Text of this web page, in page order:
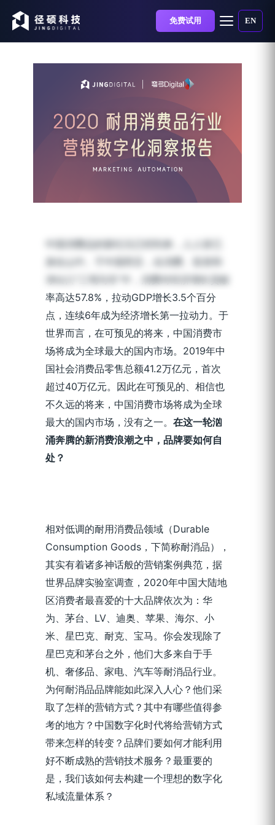
免费试用 EN
销数字化洞察报告」发
布！
发布时间：2020-11-16 | 阅读时长：2 分钟
净出口“三驾马车”中，消费对经济增长贡献
率高达57.8%，拉动GDP增长3.5个百分
点，连续6年成为经济增长第一拉动力。于
世界而言，在可预见的将来，中国消费市
场将成为全球最大的国内市场。2019年中
国社会消费品零售总额41.2万亿元，首次
超过40万亿元。因此在可预见的、相信也
不久远的将来，中国消费市场将成为全球
最大的国内市场，没有之一。 在这一轮汹
涌奔腾的新消费浪潮之中，品牌要如何自
处？
相对低调的耐用消费品领域（Durable
Consumption Goods，下简称耐消品），
其实有着诸多神话般的营销案例典范，据
世界品牌实验室调查，2020年中国大陆地
区消费者最喜爱的十大品牌依次为：华
为、茅台、LV、迪奥、苹果、海尔、小
米、星巴克、耐克、宝马。你会发现除了
星巴克和茅台之外，他们大多来自于手
机、奢侈品、家电、汽车等耐消品行业。
为何耐消品品牌能如此深入人心？他们采
取了怎样的营销方式？其中有哪些值得参
考的地方？中国数字化时代将给营销方式
带来怎样的转变？品牌们要如何才能利用
好不断成熟的营销技术服务？最重要的
是，我们该如何去构建一个理想的数字化
私域流量体系？